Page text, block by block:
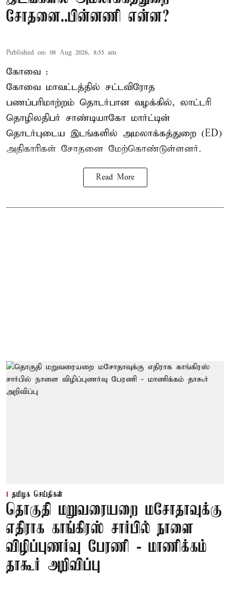
சோதனை..பின்னணி என்ன?
Published on: 08 Aug 2026, 8:55 am
கோவை :
கோவை மாவட்டத்தில் சட்டவிரோத
பணப்பரிமாற்றம் தொடர்பான வழக்கில், லாட்டரி
தொழிலதிபர் சாண்டியாகோ மார்ட்டின்
தொடர்புடைய இடங்களில் அமலாக்கத்துறை (ED)
அதிகாரிகள் சோதனை மேற்கொண்டுள்ளனர்.
Read More
தமிழக செய்திகள்
தொகுதி மறுவரையறை மசோதாவுக்கு
எதிராக காங்கிரஸ் சார்பில் நாளை
விழிப்புணர்வு பேரணி - மாணிக்கம்
தாகூர் அறிவிப்பு